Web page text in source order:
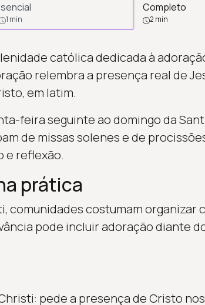
1 min
Completo
2 min
católica dedicada à
relembra a presença real de
em latim.
feira seguinte ao domingo da
de missas solenes e de
e reflexão.
prática
comunidades costumam
pode incluir adoração diante
pede a presença de Cristo